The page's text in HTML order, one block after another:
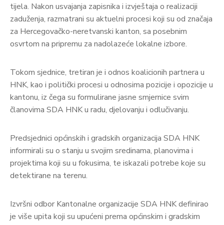
tijela. Nakon usvajanja zapisnika i izvještaja o realizaciji
zaduženja, razmatrani su aktuelni procesi koji su od značaja
za Hercegovačko-neretvanski kanton, sa posebnim
osvrtom na pripremu za nadolazeće lokalne izbore.
Tokom sjednice, tretiran je i odnos koalicionih partnera u
HNK, kao i politički procesi u odnosima pozicije i opozicije u
kantonu, iz čega su formulirane jasne smjernice svim
članovima SDA HNK u radu, djelovanju i odlučivanju.
Predsjednici općinskih i gradskih organizacija SDA HNK
informirali su o stanju u svojim sredinama, planovima i
projektima koji su u fokusima, te iskazali potrebe koje su
detektirane na terenu.
Izvršni odbor Kantonalne organizacije SDA HNK definirao
je više upita koji su upućeni prema općinskim i gradskim